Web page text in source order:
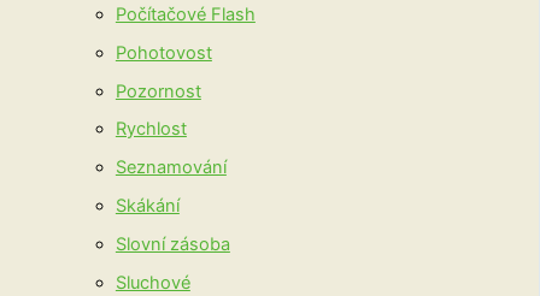
Počítačové Flash
Pohotovost
Pozornost
Rychlost
Seznamování
Skákání
Slovní zásoba
Sluchové